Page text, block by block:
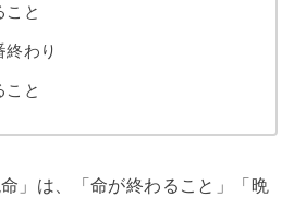
こと
終わり
こと
」は、「命が終わること」「晩